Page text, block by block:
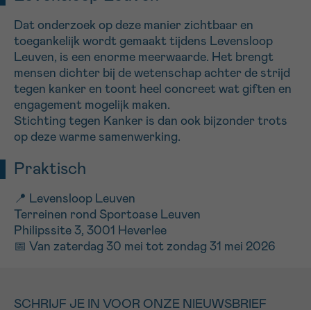
Dat onderzoek op deze manier zichtbaar en
toegankelijk wordt gemaakt tijdens Levensloop
Leuven, is een enorme meerwaarde. Het brengt
mensen dichter bij de wetenschap achter de strijd
tegen kanker en toont heel concreet wat giften en
engagement mogelijk maken.
Stichting tegen Kanker is dan ook bijzonder trots
op deze warme samenwerking.
Praktisch
📍 Levensloop Leuven
Terreinen rond Sportoase Leuven
Philipssite 3, 3001 Heverlee
📅 Van zaterdag 30 mei tot zondag 31 mei 2026
SCHRIJF JE IN VOOR ONZE NIEUWSBRIEF